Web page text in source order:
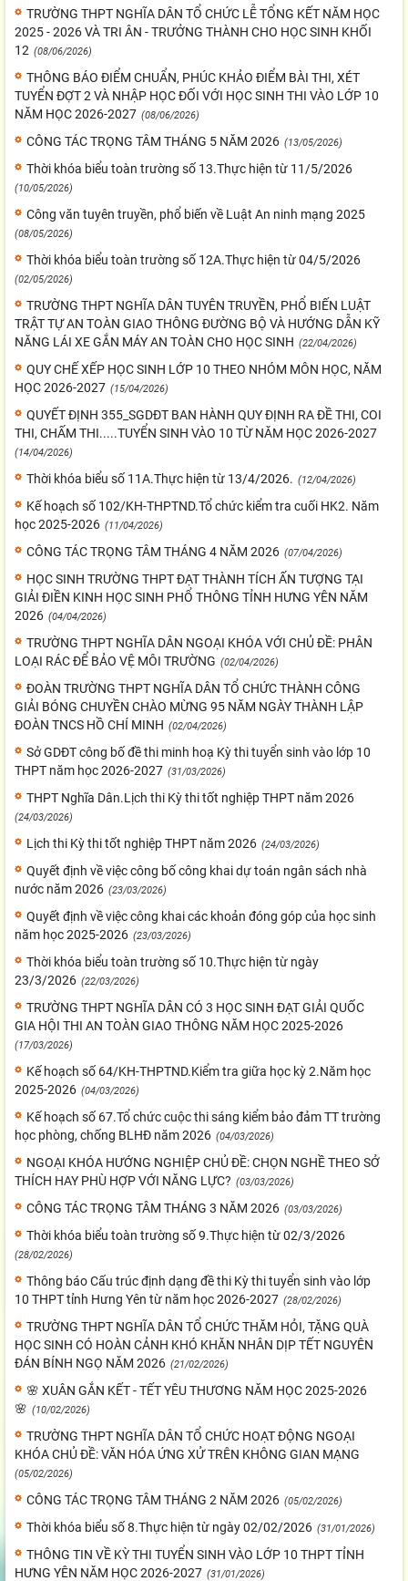
TRƯỜNG THPT NGHĨA DÂN TỔ CHỨC LỄ TỔNG KẾT NĂM HỌC
2025 - 2026 VÀ TRI ÂN - TRƯỞNG THÀNH CHO HỌC SINH KHỐI
12 (08/06/2026)
THÔNG BÁO ĐIỂM CHUẨN, PHÚC KHẢO ĐIỂM BÀI THI, XÉT
TUYỂN ĐỢT 2 VÀ NHẬP HỌC ĐỐI VỚI HỌC SINH THI VÀO LỚP 10
NĂM HỌC 2026-2027 (08/06/2026)
CÔNG TÁC TRỌNG TÂM THÁNG 5 NĂM 2026 (13/05/2026)
Thời khóa biểu toàn trường số 13.Thực hiện từ 11/5/2026
(10/05/2026)
Công văn tuyên truyền, phổ biến về Luật An ninh mạng 2025
(08/05/2026)
Thời khóa biểu toàn trường số 12A.Thực hiện từ 04/5/2026
(02/05/2026)
TRƯỜNG THPT NGHĨA DÂN TUYÊN TRUYỀN, PHỔ BIẾN LUẬT
TRẬT TỰ AN TOÀN GIAO THÔNG ĐƯỜNG BỘ VÀ HƯỚNG DẪN KỸ
NĂNG LÁI XE GẮN MÁY AN TOÀN CHO HỌC SINH (22/04/2026)
QUY CHẾ XẾP HỌC SINH LỚP 10 THEO NHÓM MÔN HỌC, NĂM
HỌC 2026-2027 (15/04/2026)
QUYẾT ĐỊNH 355_SGDĐT BAN HÀNH QUY ĐỊNH RA ĐỀ THI, COI
THI, CHẤM THI.....TUYỂN SINH VÀO 10 TỪ NĂM HỌC 2026-2027
(14/04/2026)
Thời khóa biểu số 11A.Thực hiện từ 13/4/2026. (12/04/2026)
Kế hoạch số 102/KH-THPTND.Tổ chức kiểm tra cuối HK2. Năm
học 2025-2026 (11/04/2026)
CÔNG TÁC TRỌNG TÂM THÁNG 4 NĂM 2026 (07/04/2026)
HỌC SINH TRƯỜNG THPT ĐẠT THÀNH TÍCH ẤN TƯỢNG TẠI
GIẢI ĐIỀN KINH HỌC SINH PHỔ THÔNG TỈNH HƯNG YÊN NĂM
2026 (04/04/2026)
TRƯỜNG THPT NGHĨA DÂN NGOẠI KHÓA VỚI CHỦ ĐỀ: PHÂN
LOẠI RÁC ĐỂ BẢO VỆ MÔI TRƯỜNG (02/04/2026)
ĐOÀN TRƯỜNG THPT NGHĨA DÂN TỔ CHỨC THÀNH CÔNG
GIẢI BÓNG CHUYỀN CHÀO MỪNG 95 NĂM NGÀY THÀNH LẬP
ĐOÀN TNCS HỒ CHÍ MINH (02/04/2026)
Sở GDĐT công bố đề thi minh hoạ Kỳ thi tuyển sinh vào lớp 10
THPT năm học 2026-2027 (31/03/2026)
THPT Nghĩa Dân.Lịch thi Kỳ thi tốt nghiệp THPT năm 2026
(24/03/2026)
Lịch thi Kỳ thi tốt nghiệp THPT năm 2026 (24/03/2026)
Quyết định về việc công bố công khai dự toán ngân sách nhà
nước năm 2026 (23/03/2026)
Quyết định về việc công khai các khoản đóng góp của học sinh
năm học 2025-2026 (23/03/2026)
Thời khóa biểu toàn trường số 10.Thực hiện từ ngày
23/3/2026 (22/03/2026)
TRƯỜNG THPT NGHĨA DÂN CÓ 3 HỌC SINH ĐẠT GIẢI QUỐC
GIA HỘI THI AN TOÀN GIAO THÔNG NĂM HỌC 2025-2026
(17/03/2026)
Kế hoạch số 64/KH-THPTND.Kiểm tra giữa học kỳ 2.Năm học
2025-2026 (04/03/2026)
Kế hoạch số 67.Tổ chức cuộc thi sáng kiểm bảo đảm TT trường
học phòng, chống BLHĐ năm 2026 (04/03/2026)
NGOẠI KHÓA HƯỚNG NGHIỆP CHỦ ĐỀ: CHỌN NGHỀ THEO SỞ
THÍCH HAY PHÙ HỢP VỚI NĂNG LỰC? (03/03/2026)
CÔNG TÁC TRỌNG TÂM THÁNG 3 NĂM 2026 (03/03/2026)
Thời khóa biểu toàn trường số 9.Thực hiện từ 02/3/2026
(28/02/2026)
Thông báo Cấu trúc định dạng đề thi Kỳ thi tuyển sinh vào lớp
10 THPT tỉnh Hưng Yên từ năm học 2026-2027 (28/02/2026)
TRƯỜNG THPT NGHĨA DÂN TỔ CHỨC THĂM HỎI, TẶNG QUÀ
HỌC SINH CÓ HOÀN CẢNH KHÓ KHĂN NHÂN DỊP TẾT NGUYÊN
ĐÁN BÍNH NGỌ NĂM 2026 (21/02/2026)
🌸 XUÂN GẮN KẾT - TẾT YÊU THƯƠNG NĂM HỌC 2025-2026
🌸 (10/02/2026)
TRƯỜNG THPT NGHĨA DÂN TỔ CHỨC HOẠT ĐỘNG NGOẠI
KHÓA CHỦ ĐỀ: VĂN HÓA ỨNG XỬ TRÊN KHÔNG GIAN MẠNG
(05/02/2026)
CÔNG TÁC TRỌNG TÂM THÁNG 2 NĂM 2026 (05/02/2026)
Thời khóa biểu số 8.Thực hiện từ ngày 02/02/2026 (31/01/2026)
THÔNG TIN VỀ KỲ THI TUYỂN SINH VÀO LỚP 10 THPT TỈNH
HƯNG YÊN NĂM HỌC 2026-2027 (31/01/2026)